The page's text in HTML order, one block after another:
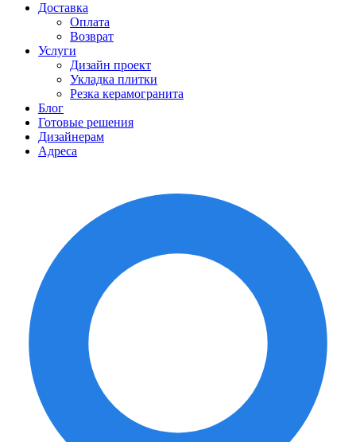
Доставка
Оплата
Возврат
Услуги
Дизайн проект
Укладка плитки
Резка керамогранита
Блог
Готовые решения
Дизайнерам
Адреса